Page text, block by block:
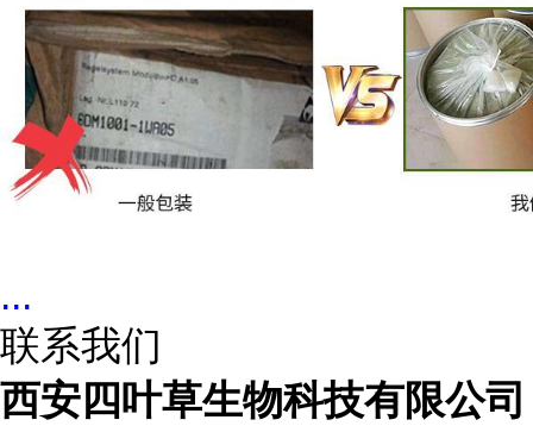
...
联系我们
西安四叶草生物科技有限公司